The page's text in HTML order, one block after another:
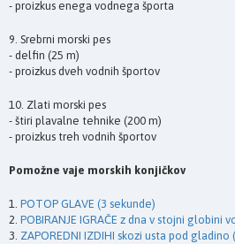
- proizkus enega vodnega športa
9. Srebrni morski pes
- delfin (25 m)
- proizkus dveh vodnih športov
10. Zlati morski pes
- štiri plavalne tehnike (200 m)
- proizkus treh vodnih športov
Pomožne vaje morskih konjičkov
1. POTOP GLAVE (3 sekunde)
2. POBIRANJE IGRAČE z dna v stojni globini
3. ZAPOREDNI IZDIHI skozi usta pod gladino